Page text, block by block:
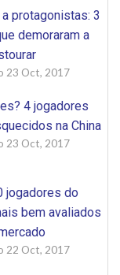
protagonistas: 3
demoraram a
23 Oct, 2017
4 jogadores
na China
23 Oct, 2017
jogadores do
bem avaliados
22 Oct, 2017